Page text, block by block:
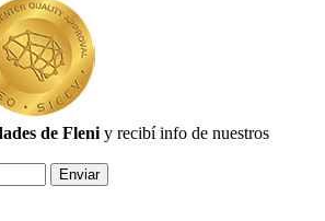
de Fleni y recibí info de nuestros